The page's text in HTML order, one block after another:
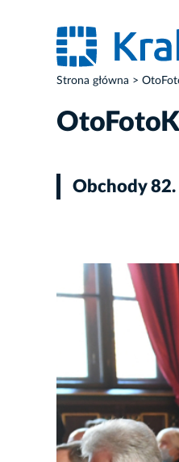
Strona główna
Obchody